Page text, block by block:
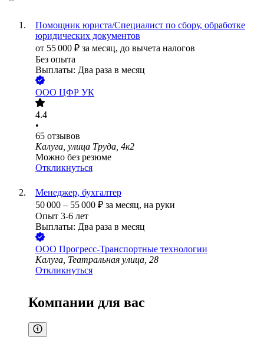
Помощник юриста/Специалист по сбору, обработке
юридических документов
от 55 000 ₽ за месяц, до вычета налогов
Без опыта
Выплаты: Два раза в месяц
ООО ЦФР УК
4.4
•
65 отзывов
Калуга, улица Труда, 4к2
Можно без резюме
Откликнуться
Менеджер, бухгалтер
50 000 – 55 000 ₽ за месяц, на руки
Опыт 3-6 лет
Выплаты: Два раза в месяц
ООО Прогресс-Транспортные технологии
Калуга, Театральная улица, 28
Откликнуться
Компании для вас